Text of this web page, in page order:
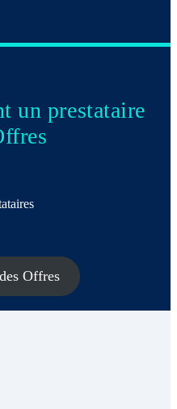
un prestataire
Offres